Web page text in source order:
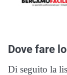
Dove fare
Di seguito la